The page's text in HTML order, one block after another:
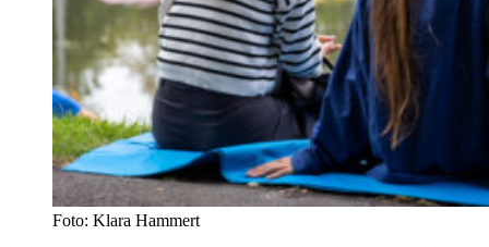
Foto: Klara Hammert